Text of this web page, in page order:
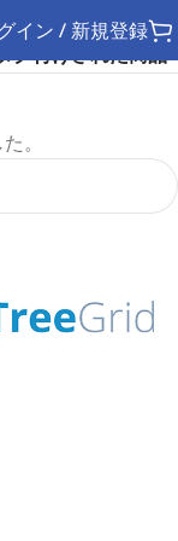
イン / 新規登録
。